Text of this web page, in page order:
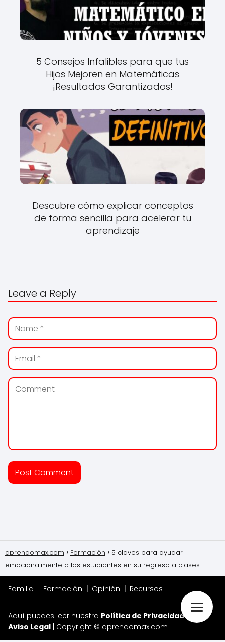
5 Consejos Infalibles para que tus
Hijos Mejoren en Matemáticas
¡Resultados Garantizados!
Descubre cómo explicar conceptos
de forma sencilla para acelerar tu
aprendizaje
Leave a Reply
aprendomax.com Formación
5 claves para ayudar
emocionalmente a los estudiantes en su regreso a clases
Familia Formación Opinión Recursos
Aquí puedes leer nuestra Política de Privacidady el
Aviso Legal | Copyright © aprendomax.com